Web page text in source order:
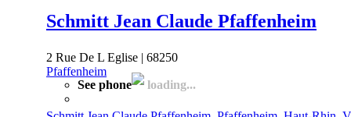
Schmitt Jean Claude Pfaffenheim
2 Rue De L Eglise | 68250
Pfaffenheim
See phone
loading...